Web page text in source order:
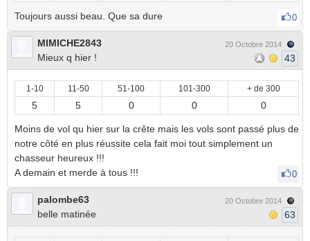
Toujours aussi beau. Que sa dure 0
MIMICHE2843
Mieux q hier !
20 Octobre 2014
43
1-10 11-50 51-100 101-300 + de 300
5 5 0 0 0
Moins de vol qu hier sur la crête mais les vols sont passé plus de
notre côté en plus réussite cela fait moi tout simplement un
chasseur heureux !!!
A demain et merde à tous !!!
0
palombe63
belle matinée
20 Octobre 2014
63